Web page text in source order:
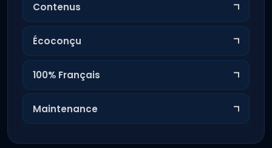
Contenus
Écoconçu
100% Français
Maintenance